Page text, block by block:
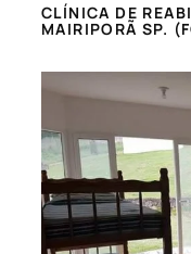
CLÍNICA DE
MAIRIPORÃ SP.